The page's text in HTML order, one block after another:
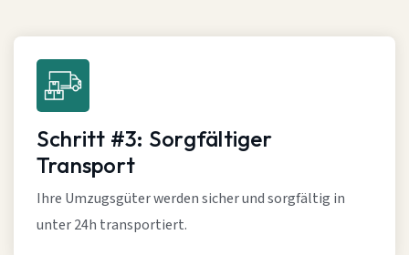
Schritt #3: Sorgfältiger
Transport
Ihre Umzugsgüter werden sicher und sorgfältig in
unter 24h transportiert.